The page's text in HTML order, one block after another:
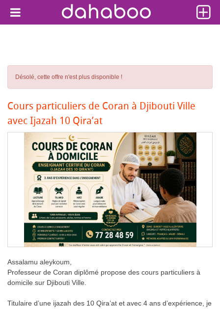
Désolé, cette offre n'est plus disponible !
Cours particuliers de Coran à Djibouti Ville
avec Ijazah 10 Qira’at
Assalamu aleykoum,
Professeur de Coran diplômé propose des cours particuliers à
domicile sur Djibouti Ville.
Titulaire d’une ijazah des 10 Qira’at et avec 4 ans d’expérience, je